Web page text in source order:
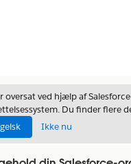
oversat ved hjælp af
Du finder flere
Ikke nu